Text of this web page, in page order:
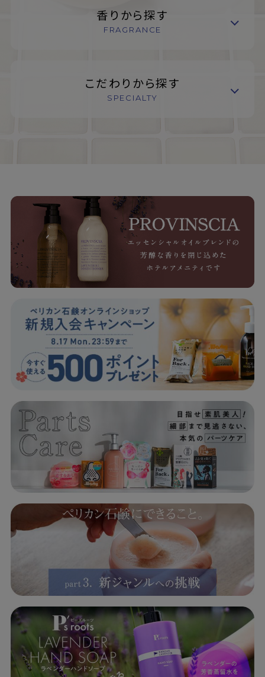
香りから探す
FRAGRANCE
こだわりから探す
SPECIALTY